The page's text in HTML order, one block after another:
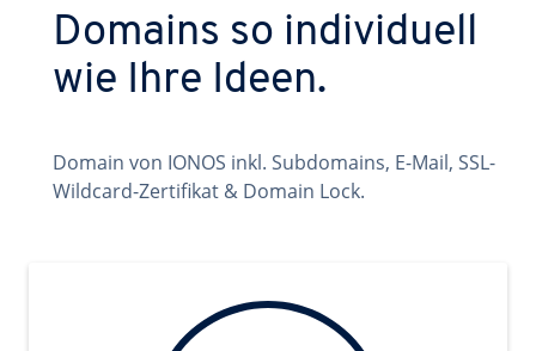
Domains so individuell
wie Ihre Ideen.
Domain von IONOS inkl. Subdomains, E-Mail, SSL-
Wildcard-Zertifikat & Domain Lock.